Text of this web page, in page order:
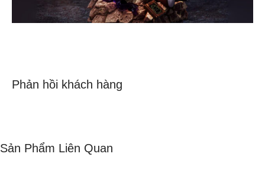
Phản hồi khách hàng
Sản Phẩm Liên Quan